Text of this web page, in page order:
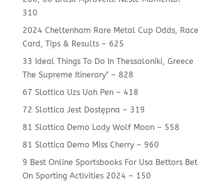
310
2024 Cheltenham Rare Metal Cup Odds, Race
Card, Tips & Results – 625
33 Ideal Things To Do In Thessaloniki, Greece
The Supreme Itinerary" – 828
67 Slottica Uzs Uah Pen – 418
72 Slottica Jest Dostępna – 319
81 Slottica Demo Lady Wolf Moon – 558
81 Slottica Demo Miss Cherry – 960
9 Best Online Sportsbooks For Usa Bettors Bet
On Sporting Activities 2024 – 150